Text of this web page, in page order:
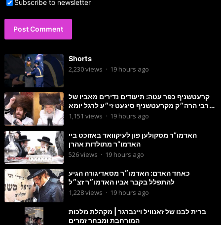
Subscribe to newsletter
Shorts
2,230views · 19 hours ago
קרעטשניף כפר עטה: תיעודים נדירים מאביו של
הרבי הרה״ק מקרעטשניף סיגעט זי״ע לרגל יומא
דהילולא
1,151 views · 19 hours ago
האדמו”ר מסקולען פון לעיקוואד באזוכט ביי
האדמו”ר מתולדות אהרן
526views · 19 hours ago
כאחד האדם: האדמו״ר מסאדיגורה הגיע
להתפלל בקבר אביו האדמו״ר זצ״ל
1,228views · 19 hours ago
ברית לבנו של זאנוויל ויינברגר | מקהלת מלכות
המורחבת ומבחר זמרים